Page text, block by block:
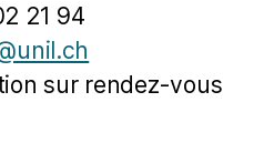
21 94
sur rendez-vous